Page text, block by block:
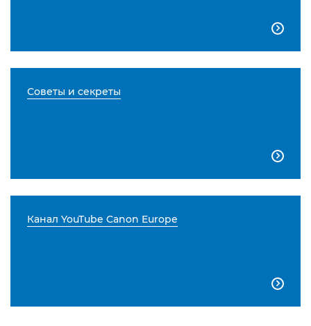

Советы и секреты

Канал YouTube Canon Europe
